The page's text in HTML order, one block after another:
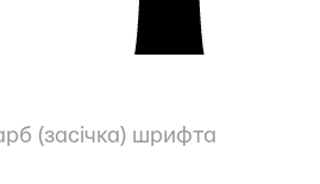
(засічка) шрифта